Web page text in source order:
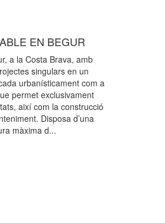
EN BEGUR
a la Costa Brava, amb
singulars en un
urbanísticament com a
permet exclusivament
així com la construcció
Disposa d’una
màxima d...